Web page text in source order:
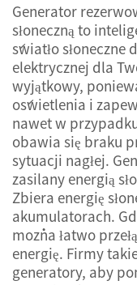
Produkty
Usługi
Aktualności
Skontaktuj się z
Generator
słoneczną to
światło
elektrycznej dla
wyjątkowy,
oświetlenia i
nawet w
obawia się braku
sytuacji nagłej.
zasilany energią
Zbiera energię
akumulatorach.
można łatwo
energię. Firmy
generatory, aby